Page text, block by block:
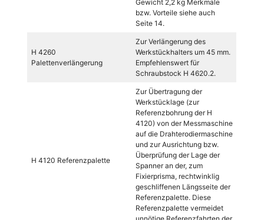
Gewicht 2,2 kg Merkmale
bzw. Vorteile siehe auch
Seite 14.
H 4260
Palettenverlängerung
Zur Verlängerung des
Werkstückhalters um 45 mm.
Empfehlenswert für
Schraubstock H 4620.2.
H 4120 Referenzpalette
Zur Übertragung der
Werkstücklage (zur
Referenzbohrung der H
4120) von der Messmaschine
auf die Drahterodiermaschine
und zur Ausrichtung bzw.
Überprüfung der Lage der
Spanner an der, zum
Fixierprisma, rechtwinklig
geschliffenen Längsseite der
Referenzpalette. Diese
Referenzpalette vermeidet